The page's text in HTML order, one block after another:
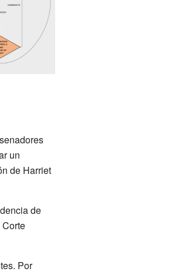
un
de Harriet
de
Por